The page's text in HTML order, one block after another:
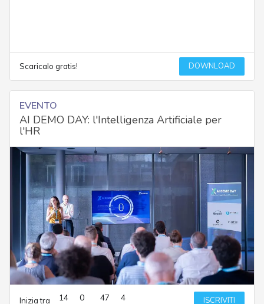
Scaricalo gratis! DOWNLOAD
EVENTO
AI DEMO DAY: l'Intelligenza Artificiale per
l'HR
Inizia tra 14 0 47 4 ISCRIVITI